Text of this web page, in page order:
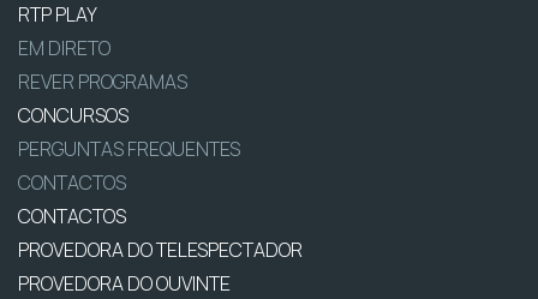
RTP PLAY
EM DIRETO
REVER PROGRAMAS
CONCURSOS
PERGUNTAS FREQUENTES
CONTACTOS
CONTACTOS
PROVEDORA DO TELESPECTADOR
PROVEDORA DO OUVINTE